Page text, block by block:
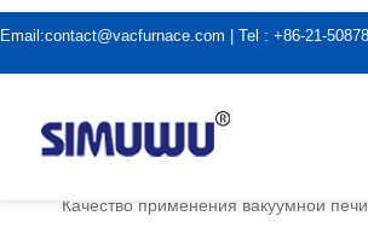
Email:contact@vacfurnace.com | Tel : +86-21-
Качество применения вакуумной